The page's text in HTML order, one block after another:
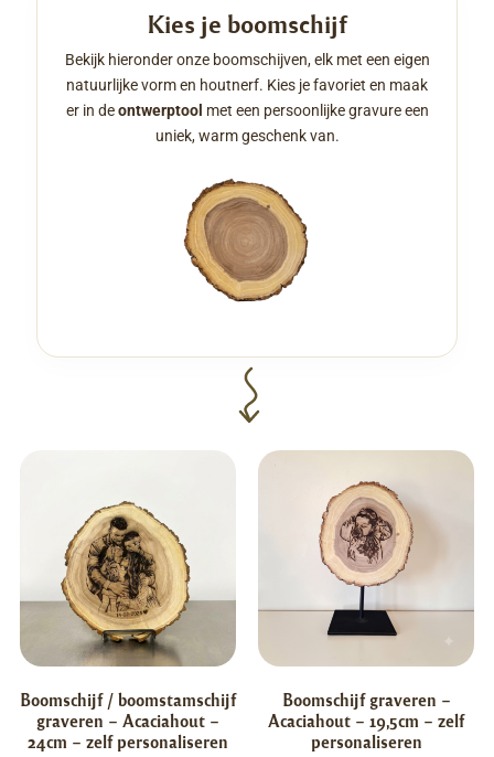
Kies je boomschijf
Bekijk hieronder onze boomschijven, elk met een eigen
natuurlijke vorm en houtnerf. Kies je favoriet en maak
er in deontwerptool met een persoonlijke gravure een
uniek, warm geschenk van.
Boomschijf / boomstamschijf
graveren – Acaciahout –
24cm – zelf personaliseren
Boomschijf graveren –
Acaciahout – 19,5cm – zelf
personaliseren